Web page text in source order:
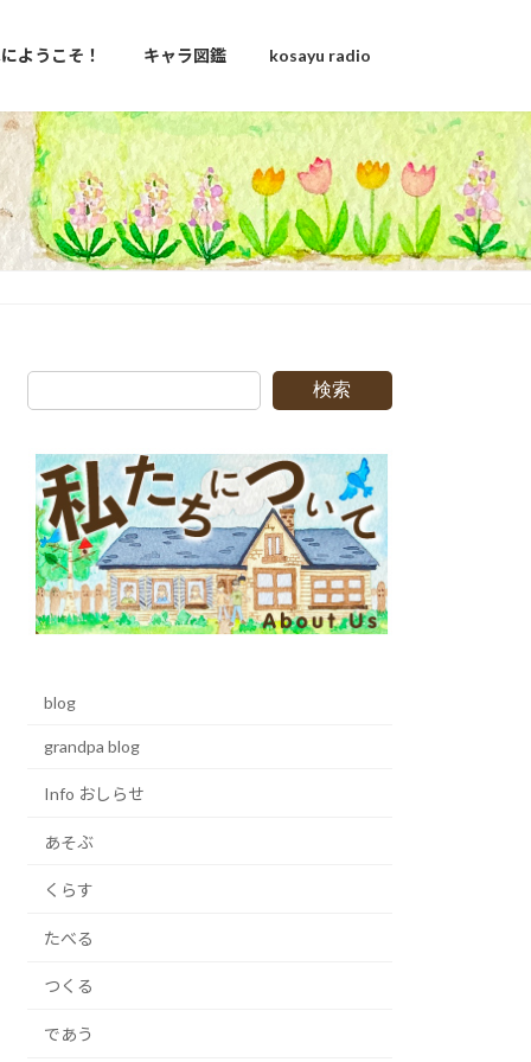
ようこそ！ キャラ図鑑 kosayu radio
検索
blog
grandpa blog
Info おしらせ
あそぶ
くらす
たべる
つくる
であう